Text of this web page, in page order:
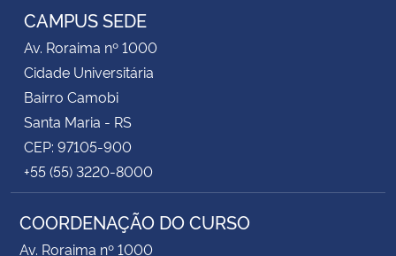
CAMPUS SEDE
Av. Roraima nº 1000
Cidade Universitária
Bairro Camobi
Santa Maria - RS
CEP: 97105-900
+55 (55) 3220-8000
COORDENAÇÃO DO CURSO
Av. Roraima nº 1000